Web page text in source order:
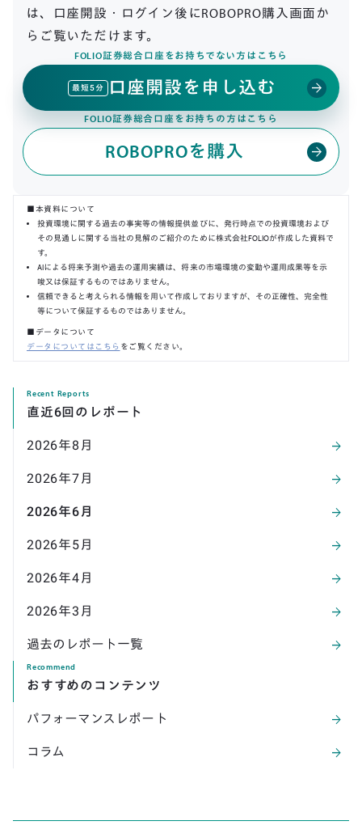
は、口座開設・ログイン後にROBOPRO購入画面か
らご覧いただけます。
FOLIO証券総合口座をお持ちでない方はこちら
最短5分 口座開設を申し込む arrow_forward
FOLIO証券総合口座をお持ちの方はこちら
ROBOPROを購入 arrow_forward
■本資料について
投資環境に関する過去の事実等の情報提供並びに、発行時点での投資環境および
その見通しに関する当社の見解のご紹介のために株式会社FOLIOが作成した資料で
す。
AIによる将来予測や過去の運用実績は、将来の市場環境の変動や運用成果等を示
唆又は保証するものではありません。
信頼できると考えられる情報を用いて作成しておりますが、その正確性、完全性
等について保証するものではありません。
■データについて
データについてはこちら をご覧ください。
Recent Reports
直近6回のレポート
2026年8 月 arrow_forward
2026年7月 arrow_forward
2026年6月 arrow_forward
2026年5月 arrow_forward
2026年4月 arrow_forward
2026年3 月 arrow_forward
過去のレポート一覧 arrow_forward
Recommend
おすすめのコンテンツ
パフォーマンスレポート arrow_forward
コラム arrow_forward